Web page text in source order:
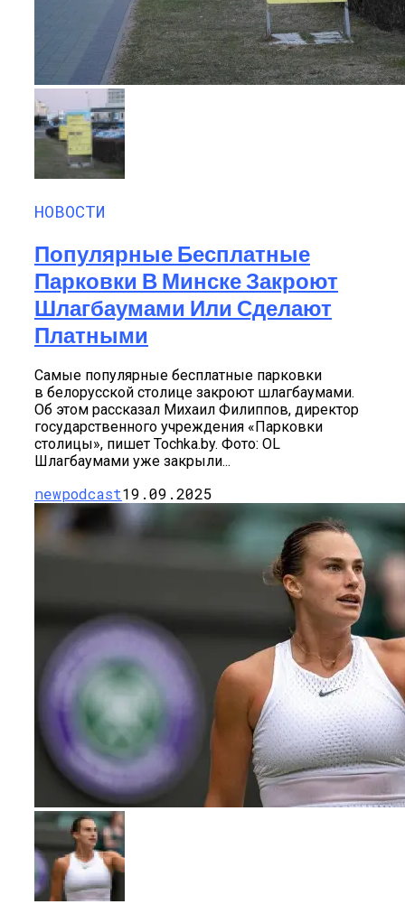
НОВОСТИ
Популярные Бесплатные
Парковки В Минске Закроют
Шлагбаумами Или Сделают
Платными
Самые популярные бесплатные парковки
в белорусской столице закроют шлагбаумами.
Об этом рассказал Михаил Филиппов, директор
государственного учреждения «Парковки
столицы», пишет Tochka.by. Фото: OL
Шлагбаумами уже закрыли...
newpodcast19.09.2025